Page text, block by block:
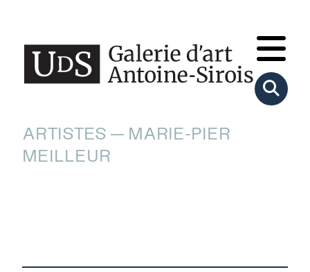
ARTISTES — MARIE-PIER
MEILLEUR